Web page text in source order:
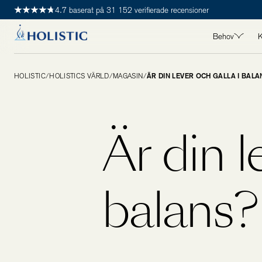
4.7 baserat på 31 152 verifierade recensioner
Behov
ALLA
Kvinnohälsa
Leder,
Longevity
Maghälsa
Manshälsa
HOLISTIC/HOLISTICS VÄRLD/MAGASIN/ÄR DIN LEVER OCH GALLA I
Är din
balans?